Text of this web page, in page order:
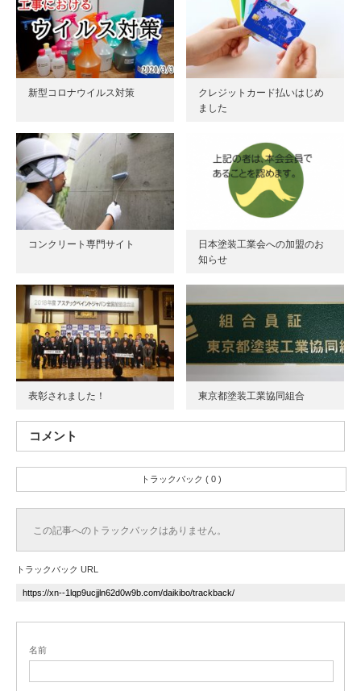
新型コロナウイルス対策
クレジットカード払いはじめ
ました
コンクリート専門サイト
日本塗装工業会への加盟のお
知らせ
表彰されました！ 東京都塗装工業協同組合
コメント
トラックバック ( 0 )
この記事へのトラックバックはありません。
トラックバック URL
名前